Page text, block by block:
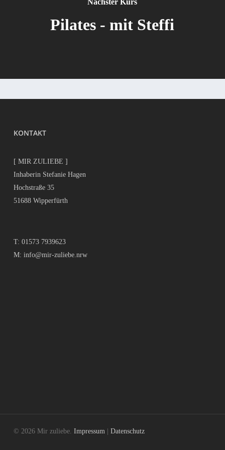
Pilates - mit Steffi
KONTAKT
[ MIR ZULIEBE ]
Inhaberin Stefanie Hagen
Hochstraße 35
51688 Wipperfürth
T: 01573 7939623
M: info@mir-zuliebe.nrw
© 2026 Mir zuliebe. Impressum| Datenschutz